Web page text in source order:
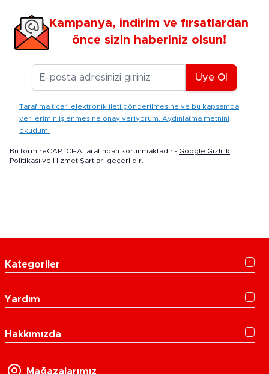
Kampanya, indirim ve fırsatlardan
önce sizin haberiniz olsun!
E-posta Adresiniz
Üye Ol
Tarafıma ticari elektronik ileti gönderilmesine ve bu kapsamda
verilerimin işlenmesine onay veriyorum. Aydınlatma metnini
okudum.
Bu form reCAPTCHA tarafından korunmaktadır - Google Gizlilik
Politikası ve Hizmet Şartları geçerlidir.
Kategoriler
Yardım
Hakkımızda
Mağazalarımız